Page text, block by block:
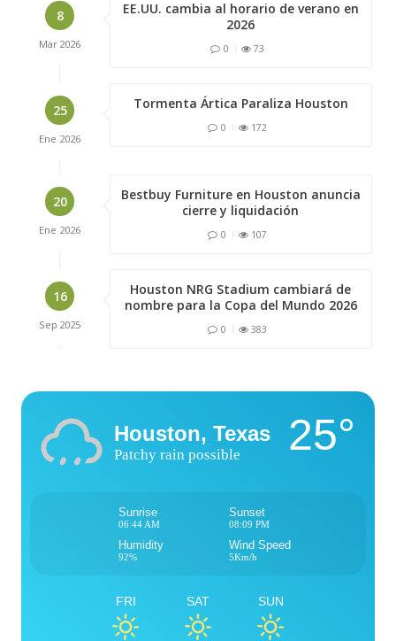
8
Mar 2026
EE.UU. cambia al horario de verano en
2026
0 73
25
Ene 2026
Tormenta Ártica Paraliza Houston
0 172
20
Ene 2026
Bestbuy Furniture en Houston anuncia
cierre y liquidación
0 107
16
Sep 2025
Houston NRG Stadium cambiará de
nombre para la Copa del Mundo 2026
0 383
Houston, Texas
Patchy rain possible 25°
Sunrise
06:44 AM
Sunset
08:09 PM
Humidity
92%
Wind Speed
5Km/h
FRI SAT SUN